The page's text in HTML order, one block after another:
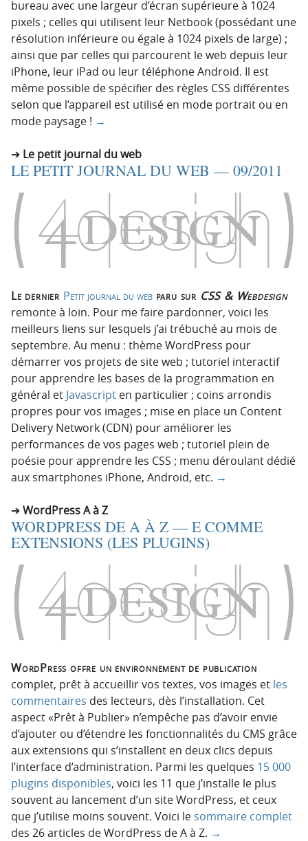
bureau avec une largeur d’écran supérieure à 1024
pixels ; celles qui utilisent leur Netbook (possédant une
résolution inférieure ou égale à 1024 pixels de large) ;
ainsi que par celles qui parcourent le web depuis leur
iPhone, leur iPad ou leur téléphone Android. Il est
même possible de spécifier des règles CSS différentes
selon que l’appareil est utilisé en mode portrait ou en
mode paysage ! →
Le petit journal du web
LE PETIT JOURNAL DU WEB — 09/2011
Le dernier Petit journal du webparu sur CSS & Webdesign
remonte à loin. Pour me faire pardonner, voici les
meilleurs liens sur lesquels j’ai trébuché au mois de
septembre. Au menu : thème WordPress pour
démarrer vos projets de site web ; tutoriel interactif
pour apprendre les bases de la programmation en
général et Javascript en particulier ; coins arrondis
propres pour vos images ; mise en place un Content
Delivery Network (CDN) pour améliorer les
performances de vos pages web ; tutoriel plein de
poésie pour apprendre les CSS ; menu déroulant dédié
aux smartphones iPhone, Android, etc. →
WordPress A à Z
WORDPRESS DE A À Z — E COMME
EXTENSIONS (LES PLUGINS)
WordPress offre un environnement de publication
complet, prêt à accueillir vos textes, vos images et les
commentaires des lecteurs, dès l’installation. Cet
aspect «Prêt à Publier» n’empêche pas d’avoir envie
d’ajouter ou d’étendre les fonctionnalités du CMS grâce
aux extensions qui s’installent en deux clics depuis
l’interface d’administration. Parmi les quelques 15 000
plugins disponibles, voici les 11 que j’installe le plus
souvent au lancement d’un site WordPress, et ceux
que j’utilise moins souvent. Voici le sommaire complet
des 26 articles de WordPress de A à Z. →